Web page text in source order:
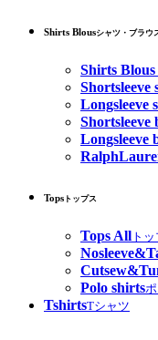
Shirts Blousシャツ・ブラウ
Shirts
Shortsleeve
Longsleeve
Shortsleeve
Longsleeve
Tops トップス
Tops All ト
Polo shirts
TshirtsTシャツ